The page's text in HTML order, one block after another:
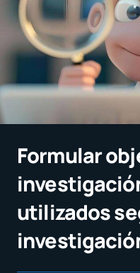
Formular
utilizados